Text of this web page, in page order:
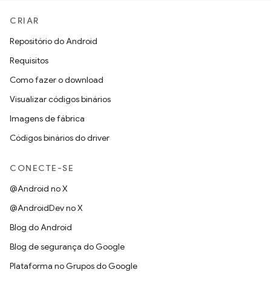
CRIAR
Repositório do Android
Requisitos
Como fazer o download
Visualizar códigos binários
Imagens de fábrica
Códigos binários do driver
CONECTE-SE
@Android no X
@AndroidDev no X
Blog do Android
Blog de segurança do Google
Plataforma no Grupos do Google